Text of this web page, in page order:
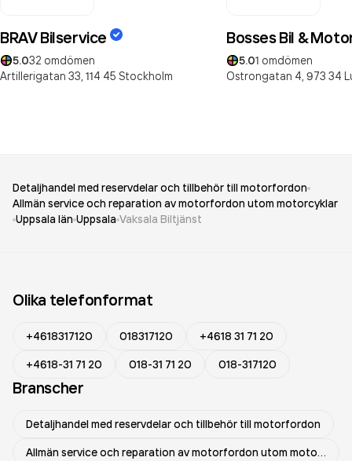
BRAV Bilservice
5.032 omdömen
Artillerigatan 33, 114 45 Stockholm
Bosses Bil &
5.01 omdömen
Ostrongatan 4, 973 34
Detaljhandel med reservdelar och tillbehör till motorfordon
Allmän service och reparation av motorfordon utom motorcyklar
Uppsala län Uppsala Vaksala Biltjänst
Olika telefonformat
+4618317120 018317120
+4618 31 71 20
+4618-31 71 20
018-31 71 20 018-317120
Branscher
Detaljhandel med reservdelar och tillbehör till motorfordon
Allmän service och reparation av motorfordon utom motorcyklar